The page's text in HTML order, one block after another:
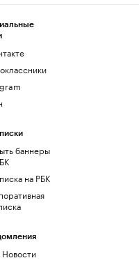
баннеры
на РБК
Новости